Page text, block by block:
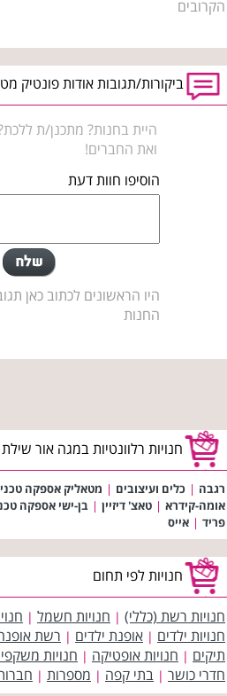
הקרובים
ביקורות/תגובות אודות פונטיק
היית בחנות? מתכנן/ת
ואת החברים!
הוסיפו חוות דעת
היו הראשונים לכתוב כאן
החנות
חנויות רלוונטיות במגה אור שילת
רגבה | כלים ועיצובים | מטאליק אספקה
אומה-קידרא | טאצ' דיזיין | בן-ישי אספקה
פריד | אייס
חנויות לפי תחום
חנויות רשת (כללי) | חנויות חשמל |
חנויות ילדים | אופנת ילדים | רשת
תיקים | חנויות אופטיקה | חנויות
חדרי כושר | בתי קפה | מספרות |